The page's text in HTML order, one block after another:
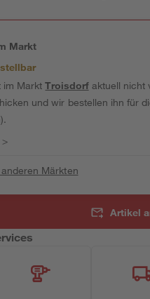
Markt
im MarktTroisdorfaktuell nicht
und wir bestellen ihn für
>
Märkten
Artikel